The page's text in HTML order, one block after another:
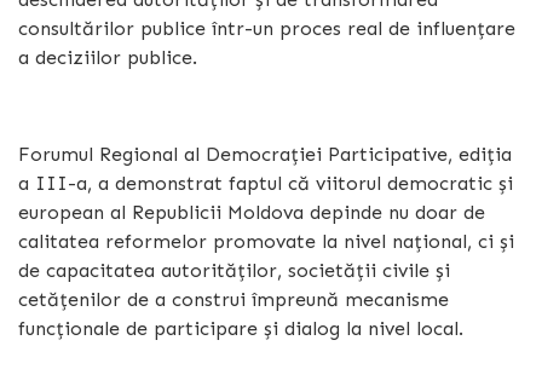
consultărilor publice într-un proces real de influențare
a deciziilor publice.
Forumul Regional al Democrației Participative, ediția
a III-a, a demonstrat faptul că viitorul democratic și
european al Republicii Moldova depinde nu doar de
calitatea reformelor promovate la nivel național, ci și
de capacitatea autorităților, societății civile și
cetățenilor de a construi împreună mecanisme
funcționale de participare și dialog la nivel local.